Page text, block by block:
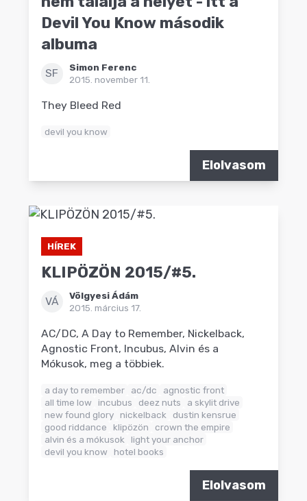
Devil You Know második
albuma
SF
Simon Ferenc
2015. november 11.
They Bleed Red
devil you know
Elolvasom
HÍREK
KLIPÖZÖN 2015/#5.
VÁ
Völgyesi Ádám
2015. március 17.
AC/DC, A Day to Remember, Nickelback,
Agnostic Front, Incubus, Alvin és a
Mókusok, meg a többiek.
a day to remember ac/dc
agnostic front
all time low
incubus deez nuts
a skylit drive
new found glory nickelback
dustin kensrue
good riddance
klipözön
crown the empire
alvin és a mókusok
light your anchor
devil you know
hotel books
Elolvasom